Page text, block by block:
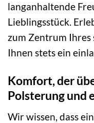
langanhaltende
Lieblingsstück.
zum Zentrum Ihres
Ihnen stets ein
Komfort, der
Polsterung und
Wir wissen, dass